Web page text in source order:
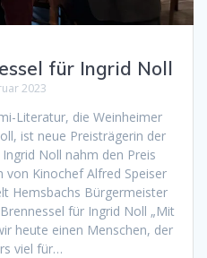
für Ingrid Noll
2023
Literatur, die Weinheimer
ist neue Preisträgerin der
Noll nahm den Preis
von Kinochef Alfred Speiser
Hemsbachs Bürgermeister
für Ingrid Noll „Mit
heute einen Menschen, der
viel für…